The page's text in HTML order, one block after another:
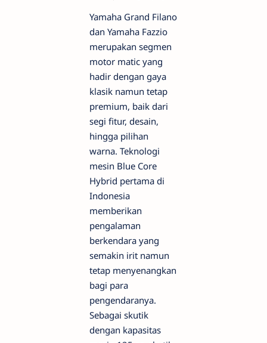
Yamaha Grand Filano
dan Yamaha Fazzio
merupakan segmen
motor matic yang
hadir dengan gaya
klasik namun tetap
premium, baik dari
segi fitur, desain,
hingga pilihan
warna. Teknologi
mesin Blue Core
Hybrid pertama di
Indonesia
memberikan
pengalaman
berkendara yang
semakin irit namun
tetap menyenangkan
bagi para
pengendaranya.
Sebagai skutik
dengan kapasitas